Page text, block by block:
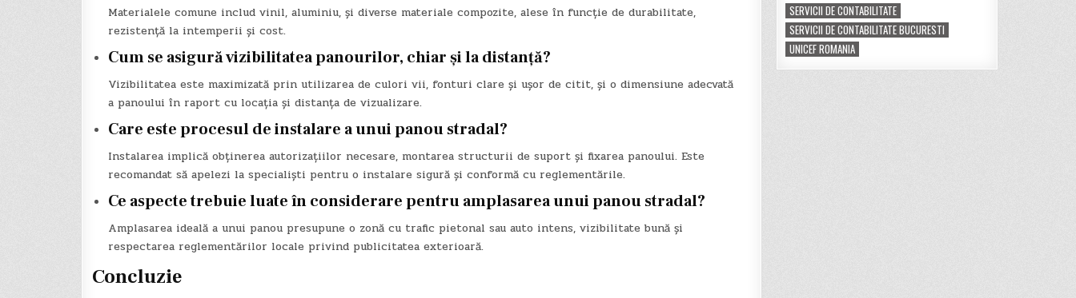
Materialele comune includ vinil, aluminiu, și diverse materiale compozite, alese în funcție de durabilitate,
rezistență la intemperii și cost.
Cum se asigură vizibilitatea panourilor, chiar și la distanță?
Vizibilitatea este maximizată prin utilizarea de culori vii, fonturi clare și ușor de citit, și o dimensiune adecvată
a panoului în raport cu locația și distanța de vizualizare.
Care este procesul de instalare a unui panou stradal?
Instalarea implică obținerea autorizațiilor necesare, montarea structurii de suport și fixarea panoului. Este
recomandat să apelezi la specialiști pentru o instalare sigură și conformă cu reglementările.
Ce aspecte trebuie luate în considerare pentru amplasarea unui panou stradal?
Amplasarea ideală a unui panou presupune o zonă cu trafic pietonal sau auto intens, vizibilitate bună și
respectarea reglementărilor locale privind publicitatea exterioară.
Concluzie
SERVICII DE CONTABILITATE
SERVICII DE CONTABILITATE BUCURESTI
UNICEF ROMANIA